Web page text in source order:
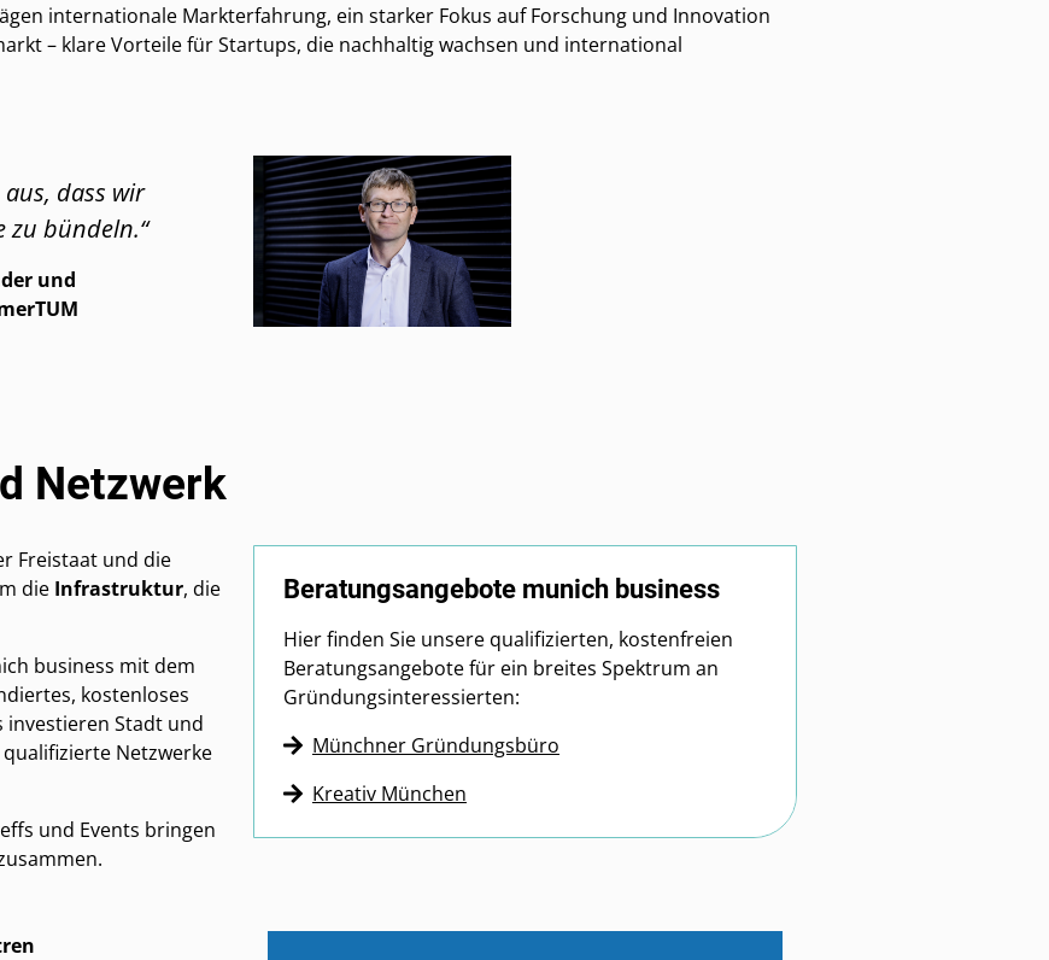
internationale Markterfahrung, ein starker Fokus auf Forschung und Innovation
– klare Vorteile für Startups, die nachhaltig wachsen und international
dass wir
zu bündeln.“
und
Netzwerk
Freistaat und die
die Infrastruktur, die
business mit dem
kostenloses
Stadt und
Netzwerke
und Events bringen
Beratungsangebote munich business
Hier finden Sie unsere qualifizierten, kostenfreien
Beratungsangebote für ein breites Spektrum an
Gründungsinteressierten:
Münchner Gründungsbüro
Kreativ München